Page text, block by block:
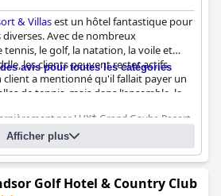
& Villasest un hôtel fantastique pour
Avec de nombreux
le golf, la natation, la voile et
les clients peuvent rester actifs
client a mentionné qu'il fallait payer un
de tennis, mais dans l'ensemble, la
saluée. Un jeune marié aurait souhaité
détails pour les activités de la lune
tennis de l'hôtel n'a pas été mentionné.
offre un grand choix d'activités pour
de leur séjour sur l'île.
avis pour toutes les catégories
par LUX* Grand Gaube Resort
4
intérieurs/couverts
éclairés 4
Afficher plus
Golf Hotel & Country Club